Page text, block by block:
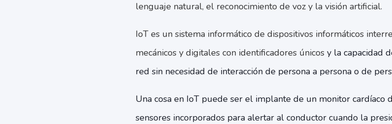
lenguaje natural, el reconocimiento de voz y la visión artificial.
IoT es un sistema informático de dispositivos informáticos
mecánicos y digitales con identificadores únicosy la capacidad
red sin necesidad de interacción de persona a persona o de
Una cosa en IoT puede ser el implante de un monitor cardíaco
sensores incorporados para alertar al conductor cuando la